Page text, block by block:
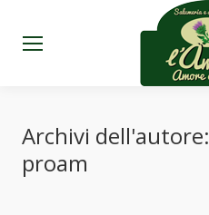
Archivi dell'autore:
proam